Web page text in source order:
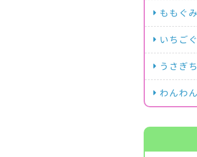
ももぐ
いちご
うさぎ
わんわ